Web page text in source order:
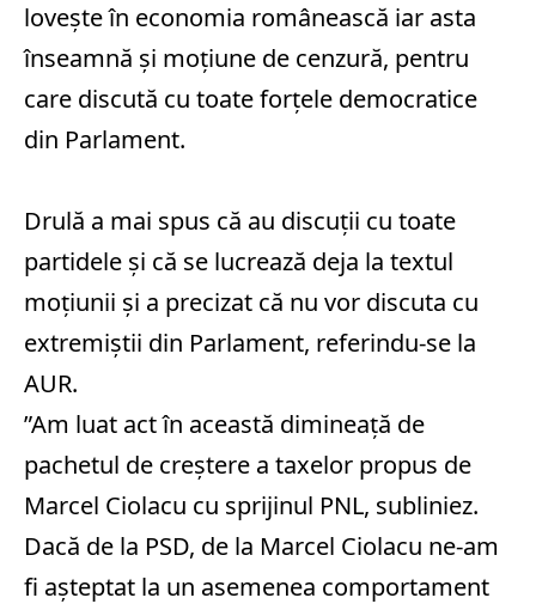
loveşte în economia românească iar asta
înseamnă şi moţiune de cenzură, pentru
care discută cu toate forţele democratice
din Parlament.
Drulă a mai spus că au discuţii cu toate
partidele şi că se lucrează deja la textul
moţiunii şi a precizat că nu vor discuta cu
extremiştii din Parlament, referindu-se la
AUR.
”Am luat act în această dimineaţă de
pachetul de creştere a taxelor propus de
Marcel Ciolacu cu sprijinul PNL, subliniez.
Dacă de la PSD, de la Marcel Ciolacu ne-am
fi aşteptat la un asemenea comportament